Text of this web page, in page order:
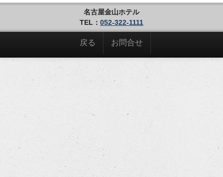
～こだわりの朝食～
最上階金山テラスの開放的空間とお料理で1
日のはじまりを迎えませんか
愛知県岡崎市のランニングエッグは栄養満
点！
三重県いなべ市のさくらポークや奥美濃古地
ひとつひとつ厳選された食材をご用意してお
・客室は全室フローリングフロアで靴を脱いでゆっく
名古屋金山ホテル
TEL： 052-322-1111
戻る お問合せ